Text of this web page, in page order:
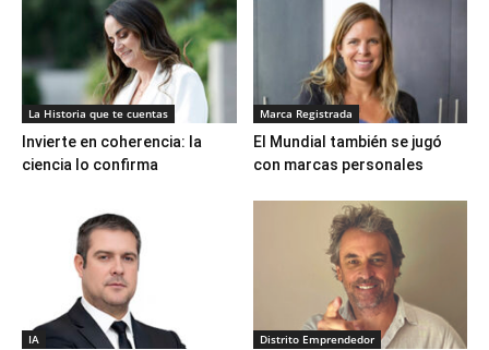
La Historia que te cuentas
Invierte en coherencia: la
ciencia lo confirma
Marca Registrada
El Mundial también se jugó
con marcas personales
IA Distrito Emprendedor